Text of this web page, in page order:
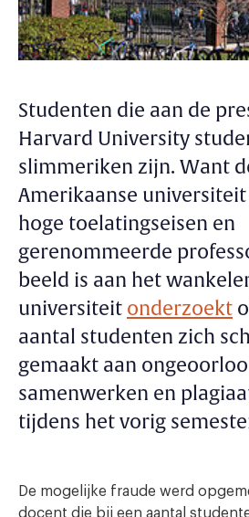
Studenten die aan de
Harvard University
slimmeriken zijn. Want
Amerikaanse
hoge toelatingseisen en
gerenommeerde
beeld is aan het
universiteit onderzoekt
aantal studenten zich
gemaakt aan
samenwerken en
tijdens het vorig
De mogelijke fraude werd
docent die bij een aantal